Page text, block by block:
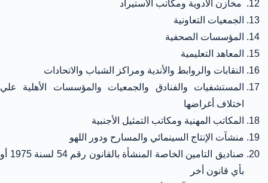
مخازن الأدوية ومكاتب الاستيراد
الجمعيات التعاونية
المؤسسات الصحفية
المعاهد التعليمية
النقابات والروابط والأندية ومراكز الشباب والاتحادات
المستشفيات والفنادق والجمعيات والمؤسسات الأهلية علي
اختلاف أغراضها
المكاتب المهنية ومكاتب التمثيل الأجنبية
منشآت الإنتاج السينمائي والمسارح ودور اللهو
صناديق التامين الخاصة المنشأة بالقانون رقم 54 لسنة 1975 أو
بأي قانون أخر